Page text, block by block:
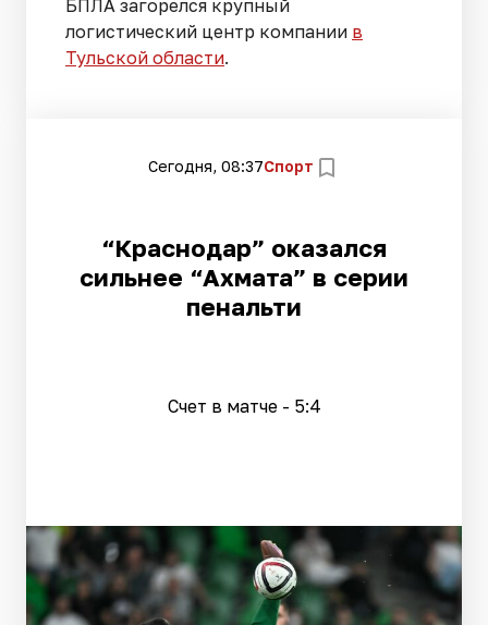
БПЛА загорелся крупный
логистический центр компании в
Тульской области.
Сегодня, 08:37Спорт
“Краснодар” оказался
сильнее “Ахмата” в серии
пенальти
Счет в матче - 5:4